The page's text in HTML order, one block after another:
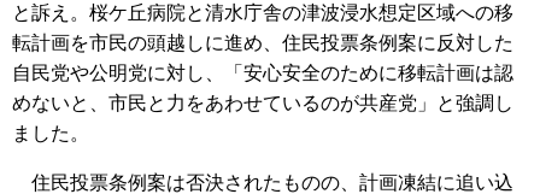
と訴え。桜ケ丘病院と清水庁舎の津波浸水想定区域への移
転計画を市民の頭越しに進め、住民投票条例案に反対した
自民党や公明党に対し、「安心安全のために移転計画は認
めないと、市民と力をあわせているのが共産党」と強調し
ました。
住民投票条例案は否決されたものの、計画凍結に追い込